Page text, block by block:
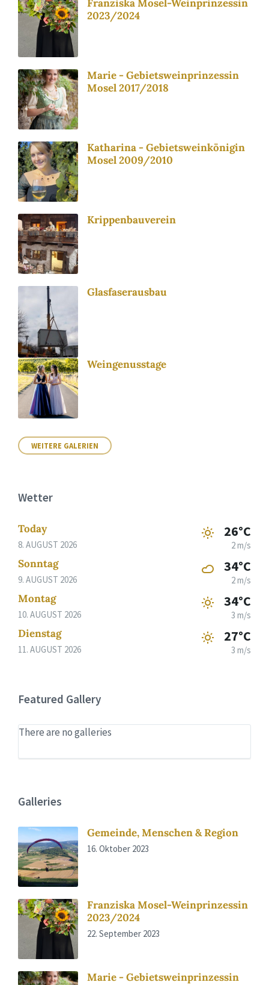
Franziska Mosel-Weinprinzessin
2023/2024
Marie - Gebietsweinprinzessin
Mosel 2017/2018
Katharina - Gebietsweinkönigin
Mosel 2009/2010
Krippenbauverein
Glasfaserausbau
Weingenusstage
WEITERE GALERIEN
Wetter
Today
8. AUGUST 2026
26°C
2 m/s
Sonntag
9. AUGUST 2026
34°C
2 m/s
Montag
10. AUGUST 2026
34°C
3 m/s
Dienstag
11. AUGUST 2026
27°C
3 m/s
Featured Gallery
There are no galleries
Galleries
Gemeinde, Menschen & Region
16. Oktober 2023
Franziska Mosel-Weinprinzessin
2023/2024
22. September 2023
Marie - Gebietsweinprinzessin